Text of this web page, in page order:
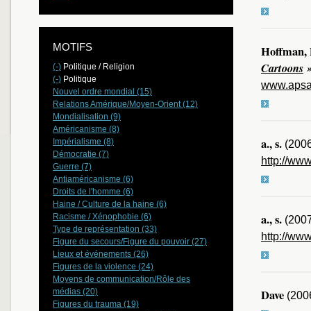
Hoffman,
Cartoons
a., s.
http://
a., s.
http://
Dave
MOTIFS
(-) Politique / Religion
(-) Politique
Nouvel ordre mondial (15)
Relations Amérique/Moyen-Orient (12)
Mondialisation (9)
Américanisme (8)
Impérialisme (8)
Démocratie (7)
Guerre (7)
Antiaméricanisme (6)
Droits de l'homme (6)
Haine / Culture de la haine (6)
Racisme / Xénophobie (6)
Type de représentation (33)
Figure du secours/Figure du pouvoir (27)
Lieux et événements (26)
Figures de la violence (24)
Moyens de communication/Rôle des
médias (20)
Figures du trauma (19)